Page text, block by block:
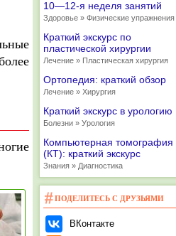
10—12-я неделя занятий
Здоровье » Физические упражнения
Краткий экскурс по
пластической хирургии
Лечение » Пластическая хирургия
Ортопедия: краткий обзор
Лечение » Хирургия
Краткий экскурс в урологию
Болезни » Урология
Компьютерная томография
(КТ): краткий экскурс
Знания » Диагностика
ПОДЕЛИТЕСЬ С ДРУЗЬЯМИ
ВКонтакте